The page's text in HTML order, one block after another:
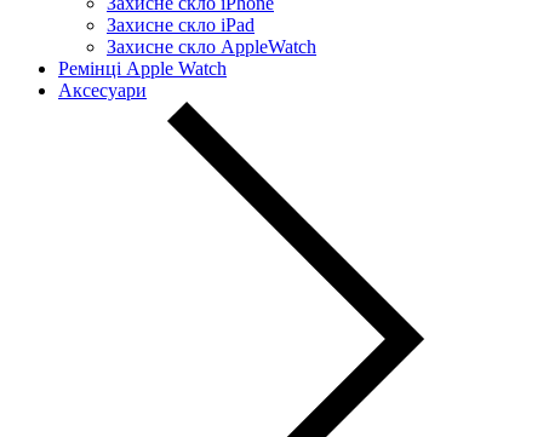
Захисне скло iPad
Захисне скло AppleWatch
Ремінці Apple Watch
Аксесуари